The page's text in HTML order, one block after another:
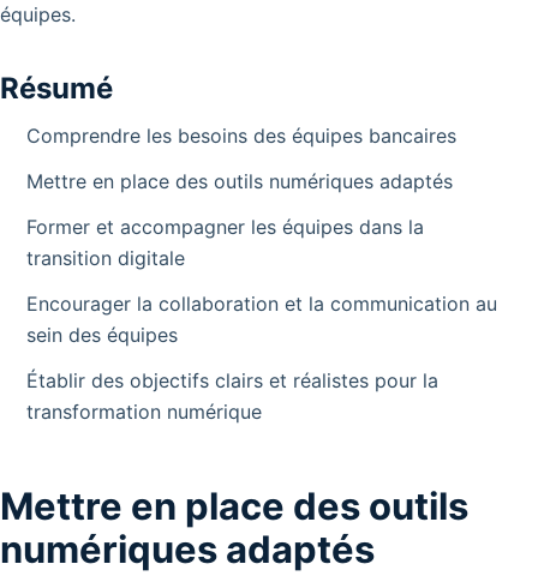
équipes.
Résumé
Comprendre les besoins des équipes bancaires
Mettre en place des outils numériques adaptés
Former et accompagner les équipes dans la
transition digitale
Encourager la collaboration et la communication au
sein des équipes
Établir des objectifs clairs et réalistes pour la
transformation numérique
Mettre en place des outils
numériques adaptés